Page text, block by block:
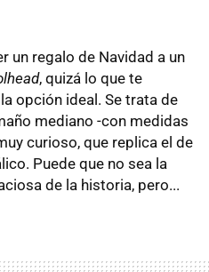
un regalo de Navidad a un
, quizá lo que te
opción ideal. Se trata de
mediano -con medidas
curioso, que replica el de
Puede que no sea la
de la historia, pero...